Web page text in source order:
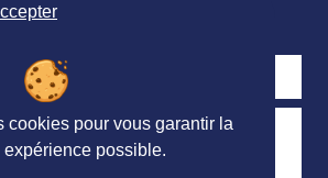
réseaux sociaux
cookies pour vous garantir la
expérience possible.